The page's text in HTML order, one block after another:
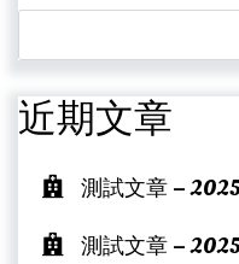
近期文章
測試文章 –
測試文章 –